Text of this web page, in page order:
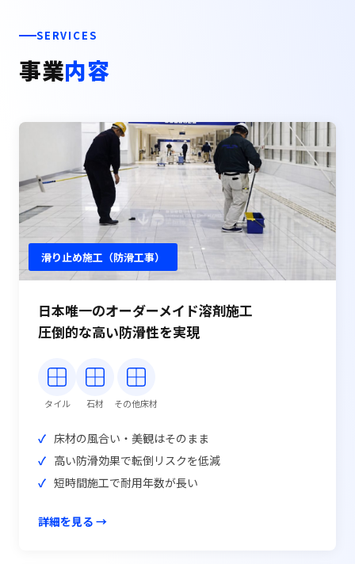
SERVICES
事業内容
滑り止め施工（防滑工事）
日本唯一のオーダーメイド溶剤施工
圧倒的な高い防滑性を実現
タイル 石材 その他床材
床材の風合い・美観はそのまま
高い防滑効果で転倒リスクを低減
短時間施工で耐用年数が長い
詳細を見る →